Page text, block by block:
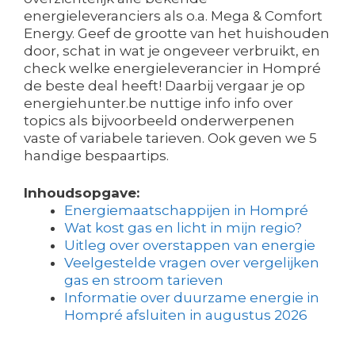
energieleveranciers als o.a. Mega & Comfort
Energy. Geef de grootte van het huishouden
door, schat in wat je ongeveer verbruikt, en
check welke energieleverancier in Hompré
de beste deal heeft! Daarbij vergaar je op
energiehunter.be nuttige info info over
topics als bijvoorbeeld onderwerpenen
vaste of variabele tarieven. Ook geven we 5
handige bespaartips.
Inhoudsopgave:
Energiemaatschappijen in Hompré
Wat kost gas en licht in mijn regio?
Uitleg over overstappen van energie
Veelgestelde vragen over vergelijken
gas en stroom tarieven
Informatie over duurzame energie in
Hompré afsluiten in augustus 2026